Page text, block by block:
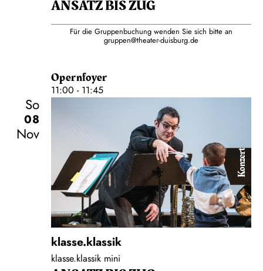
ANSATZ BIS ZUG
Für die Gruppenbuchung wenden Sie sich bitte an
gruppen@theater-duisburg.de
Opernfoyer
11:00 - 11:45
So
08
Nov
Konzert
klasse.klassik
klasse.klassik mini